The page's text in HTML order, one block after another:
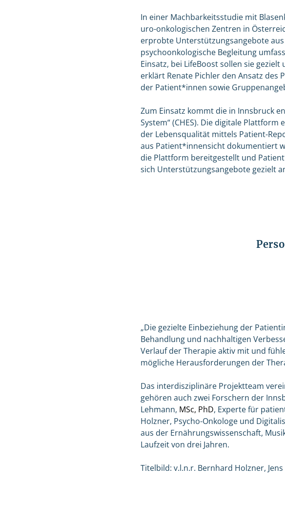
In einer Machbarkeitsstudie mit
uro-onkologischen Zentren in
erprobte Unterstützungsangebote
psychoonkologische Begleitung
Einsatz, bei LifeBoost sollen sie
erklärt Renate Pichler den Ansatz
der Patient*innen sowie
Zum Einsatz kommt die in Innsbruck
System“ (CHES). Die digitale
der Lebensqualität mittels Patient-
aus Patient*innensicht dokumentiert
die Plattform bereitgestellt und
sich Unterstützungsangebote gezielt
„Die gezielte Einbeziehung der
Behandlung und nachhaltigen
Verlauf der Therapie aktiv mit und
mögliche Herausforderungen der
Das interdisziplinäre Projektteam
gehören auch zwei Forschern der
Lehmann, MSc, PhD, Experte für
Holzner, Psycho-Onkologe und
aus der Ernährungswissenschaft,
Laufzeit von drei Jahren.
Titelbild: v.l.n.r. Bernhard Holzner,